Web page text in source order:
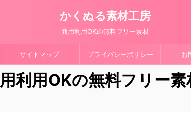
かくぬる素材工房
商用利用OKの無料フリー素材
サイトマップ プライバシーポリシー お
利用OKの無料フリー素